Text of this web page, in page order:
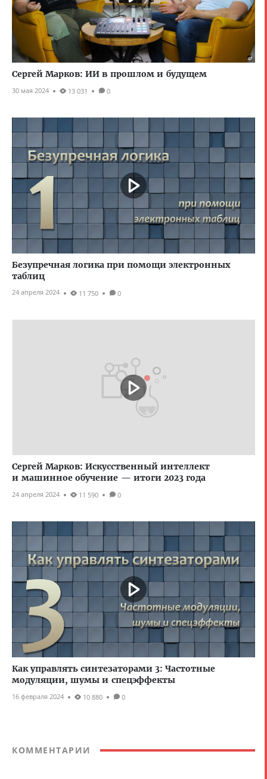
Сергей Марков: ИИ в прошлом и будущем
30 мая 2024 13 031 0
Безупречная логика при помощи электронных
таблиц
24 апреля 2024 11 750 0
Сергей Марков: Искусственный интеллект
и машинное обучение — итоги 2023 года
24 апреля 2024 11 590 0
Как управлять синтезаторами 3: Частотные
модуляции, шумы и спецэффекты
16 февраля 2024 10 880 0
КОММЕНТАРИИ